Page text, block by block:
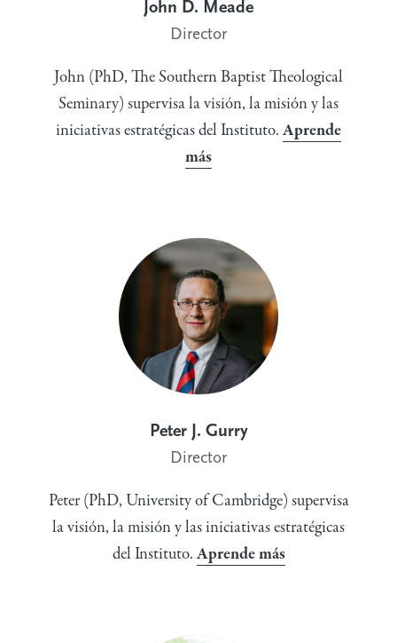
John D. Meade
Director
John (PhD, The Southern Baptist Theological
Seminary) supervisa la visión, la misión y las
iniciativas estratégicas del Instituto.Aprende
más
Peter J. Gurry
Director
Peter (PhD, University of Cambridge) supervisa
la visión, la misión y las iniciativas estratégicas
del Instituto.Aprende más